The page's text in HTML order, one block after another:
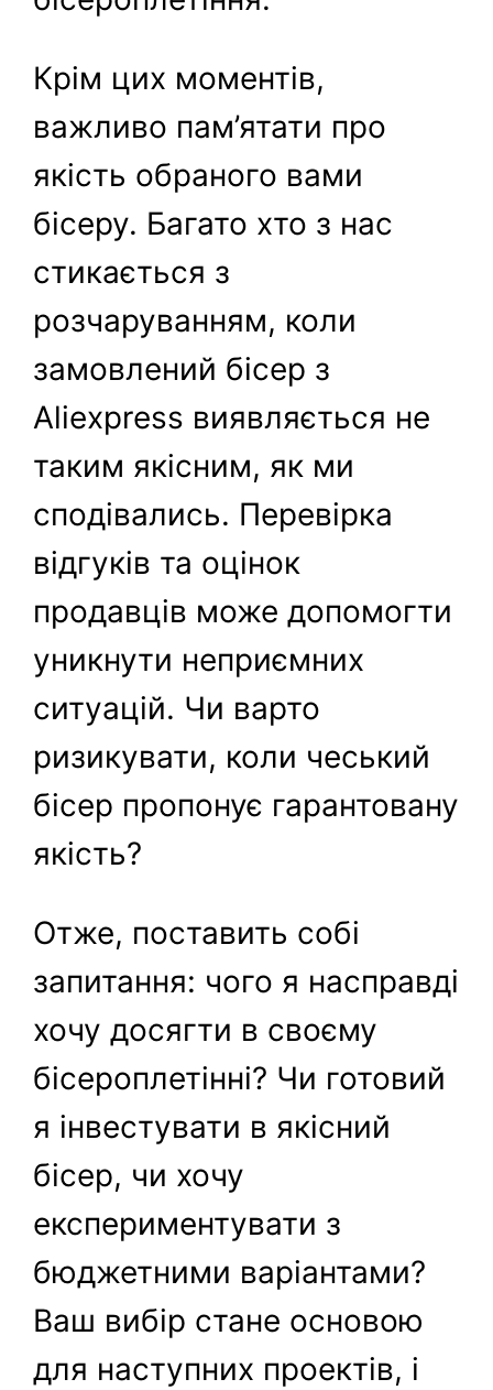
Крім цих моментів,
важливо пам’ятати про
якість обраного вами
бісеру. Багато хто з нас
стикається з
розчаруванням, коли
замовлений бісер з
Aliexpress виявляється не
таким якісним, як ми
сподівались. Перевірка
відгуків та оцінок
продавців може допомогти
уникнути неприємних
ситуацій. Чи варто
ризикувати, коли чеський
бісер пропонує гарантовану
якість?
Отже, поставить собі
запитання: чого я насправді
хочу досягти в своєму
бісероплетінні? Чи готовий
я інвестувати в якісний
бісер, чи хочу
експериментувати з
бюджетними варіантами?
Ваш вибір стане основою
для наступних проектів, і